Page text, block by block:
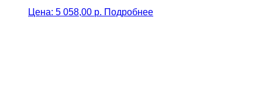
Цена: 5 058,00 р. Подробнее